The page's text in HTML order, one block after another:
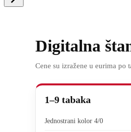
Digitalna
Cene su izražene u eurima po
1–9 tabaka
Jednostrani kolor 4/0